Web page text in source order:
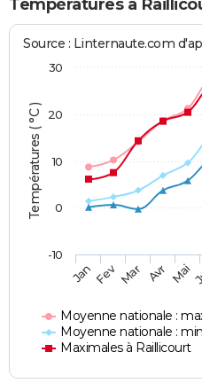
Températures à
Températures ( °C )
Source : Linternaute.com
Moyenne nationale :
Moyenne nationale :
Maximales à Raillicourt
JanFev Mar Avr Mai
-10
0
10
20
30